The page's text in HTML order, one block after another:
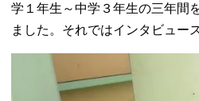
学１年生～中学３年生の三年間
ました。それではインタビュー